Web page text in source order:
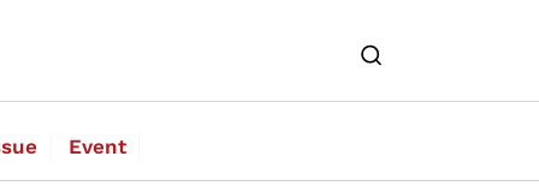
Event